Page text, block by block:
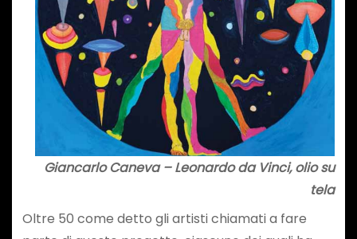
Giancarlo Caneva – Leonardo da Vinci, olio su
tela
Oltre 50 come detto gli artisti chiamati a fare